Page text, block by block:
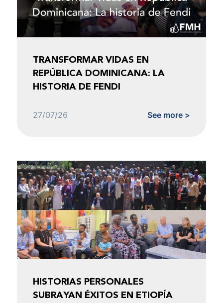
TRANSFORMAR VIDAS EN
REPÚBLICA DOMINICANA: LA
HISTORIA DE FENDI
27/07/26 See more >
HISTORIAS PERSONALES
SUBRAYAN ÉXITOS EN ETIOPÍA